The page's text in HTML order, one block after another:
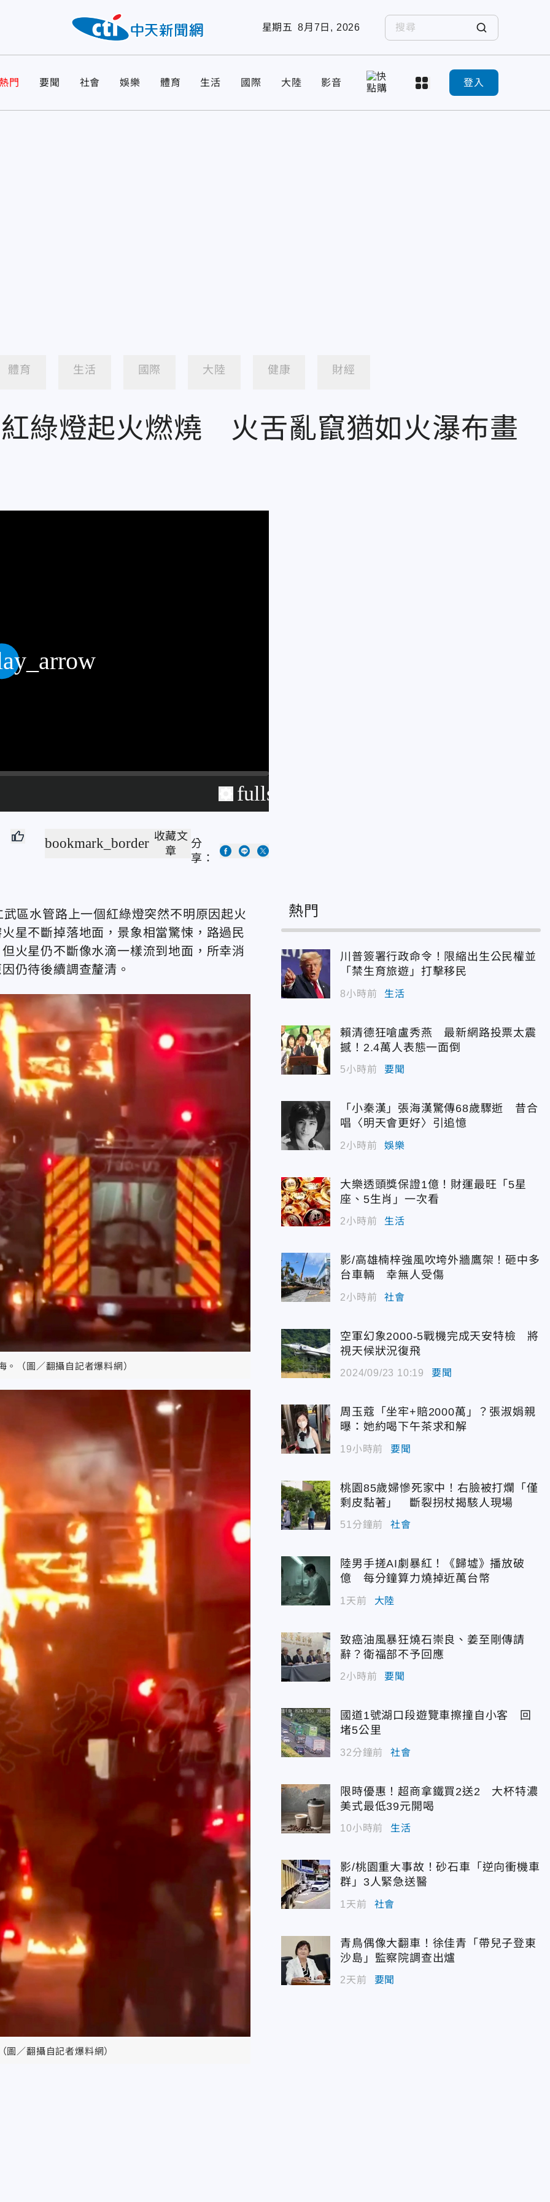
星期五 8月7日, 2026
熱門 要聞 社會 娛樂 體育 生活 國際 大陸 影音 登入
體育 生活 國際 大陸 健康 財經
綠燈起火燃燒 火舌亂竄猶如火瀑布畫
fullscreen
bookmark_border 收藏文
章
分
享：
區水管路上一個紅綠燈突然不明原因起火
星不斷掉落地面，景象相當驚悚，路過民
火星仍不斷像水滴一樣流到地面，所幸消
仍待後續調查釐清。
（圖／翻攝自記者爆料網）
圖／翻攝自記者爆料網）
熱門
川普簽署行政命令！限縮出生公民權並
「禁生育旅遊」打擊移民
8小時前 生活
賴清德狂嗆盧秀燕 最新網路投票太震
撼！2.4萬人表態一面倒
5小時前 要聞
「小秦漢」張海漢驚傳68歲驟逝 昔合
唱〈明天會更好〉引追憶
2小時前 娛樂
大樂透頭獎保證1億！財運最旺「5星
座、5生肖」一次看
2小時前 生活
影/高雄楠梓強風吹垮外牆鷹架！砸中多
台車輛 幸無人受傷
2小時前 社會
空軍幻象2000-5戰機完成天安特檢 將
視天候狀況復飛
2024/09/23 10:19 要聞
周玉蔻「坐牢+賠2000萬」？張淑娟親
曝：她約喝下午茶求和解
19小時前 要聞
桃園85歲婦慘死家中！右臉被打爛「僅
剩皮黏著」 斷裂拐杖揭駭人現場
51分鐘前 社會
陸男手搓AI劇暴紅！《歸墟》播放破
億 每分鐘算力燒掉近萬台幣
1天前 大陸
致癌油風暴狂燒石崇良、姜至剛傳請
辭？衛福部不予回應
2小時前 要聞
國道1號湖口段遊覽車擦撞自小客 回
堵5公里
32分鐘前 社會
限時優惠！超商拿鐵買2送2 大杯特濃
美式最低39元開喝
10小時前 生活
影/桃園重大事故！砂石車「逆向衝機車
群」3人緊急送醫
1天前 社會
青鳥偶像大翻車！徐佳青「帶兒子登東
沙島」監察院調查出爐
2天前 要聞